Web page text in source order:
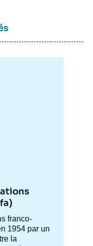
franco-
1954 par un
la